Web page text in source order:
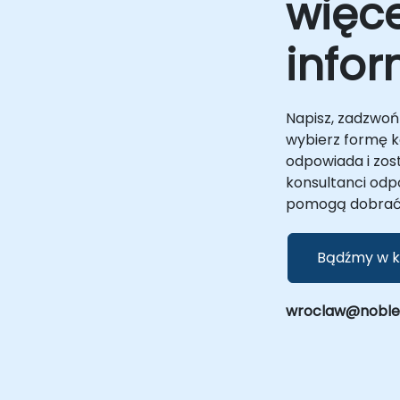
Napisz,
wybierz formę
odpowiada i
konsultanci
pomogą
Bądźmy w